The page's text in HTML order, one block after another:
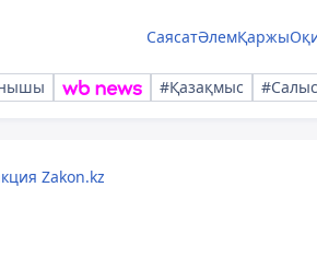
СаясатӘлемҚаржы
#Қазақмыс
Zakon.kz